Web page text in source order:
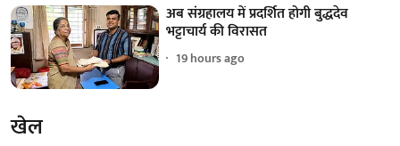
अब संग्रहालय में प्रदर्शित होगी बुद्धदेव
भट्टाचार्य की विरासत
19 hours ago
खेल